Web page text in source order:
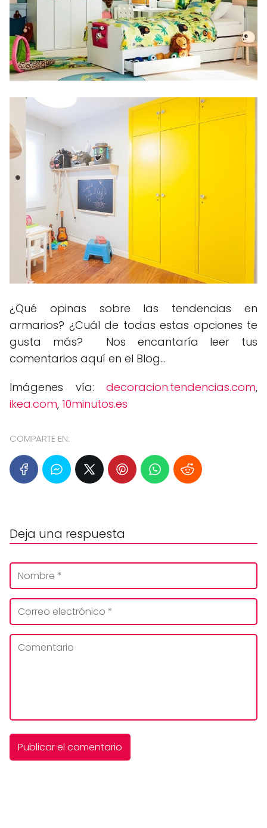
¿Qué opinas sobre las tendencias en
armarios? ¿Cuál de todas estas opciones te
gusta más? Nos encantaría leer tus
comentarios aquí en el Blog...
Imágenes vía: decoracion.tendencias.com,
ikea.com, 10minutos.es
COMPARTE EN:
Deja una respuesta